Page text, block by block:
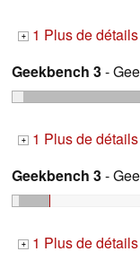
+ 1 Plus de détails
Geekbench 3-
+ 1 Plus de détails
Geekbench 3-
+ 1 Plus de détails